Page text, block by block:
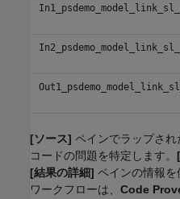
[ソース] ペインでラップさ
コードの問題を特定します。
[結果の詳細] ペインの情報
ワークフローは、 Code